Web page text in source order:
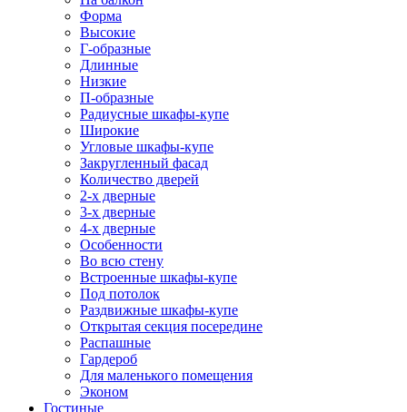
Форма
Высокие
Г-образные
Длинные
Низкие
П-образные
Радиусные шкафы-купе
Широкие
Угловые шкафы-купе
Закругленный фасад
Количество дверей
2-х дверные
3-х дверные
4-х дверные
Особенности
Во всю стену
Встроенные шкафы-купе
Под потолок
Раздвижные шкафы-купе
Открытая секция посередине
Распашные
Гардероб
Для маленького помещения
Эконом
Гостиные